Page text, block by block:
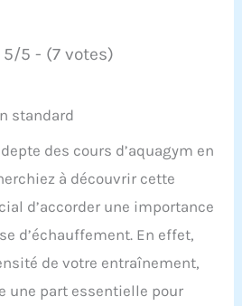
5/5 - (7 votes)
des cours d’aquagym en
à découvrir cette
d’accorder une importance
d’échauffement. En effet,
de votre entraînement,
une part essentielle pour